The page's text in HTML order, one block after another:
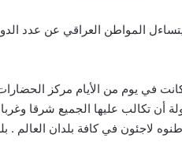
فيزا للعراقيين 2026| قد يتساءل المواطن
في يوم من الأيام مركز
أن تكالب عليها الجميع شرقا
لاجئون في كافة بلدان العالم .